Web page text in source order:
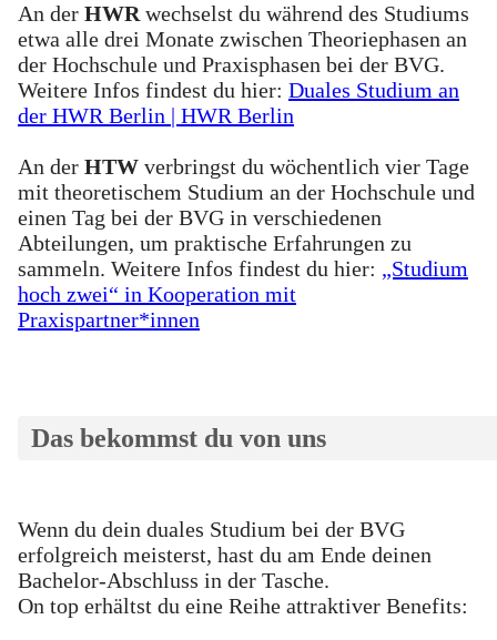
An der HWR wechselst du während des Studiums
etwa alle drei Monate zwischen Theoriephasen an
der Hochschule und Praxisphasen bei der BVG.
Weitere Infos findest du hier: Duales Studium an
der HWR Berlin | HWR Berlin
An der HTW verbringst du wöchentlich vier Tage
mit theoretischem Studium an der Hochschule und
einen Tag bei der BVG in verschiedenen
Abteilungen, um praktische Erfahrungen zu
sammeln. Weitere Infos findest du hier: „Studium
hoch zwei“ in Kooperation mit
Praxispartner*innen
Das bekommst du von uns
Wenn du dein duales Studium bei der BVG
erfolgreich meisterst, hast du am Ende deinen
Bachelor-Abschluss in der Tasche.
On top erhältst du eine Reihe attraktiver Benefits: